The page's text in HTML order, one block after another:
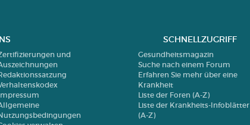
und
SCHNELLZUGRIFF
Gesundheitsmagazin
Suche nach einem Forum
Erfahren Sie mehr über eine
Krankheit
Liste der Foren (A-Z)
Liste der Krankheits-Infoblätter
(A-Z)